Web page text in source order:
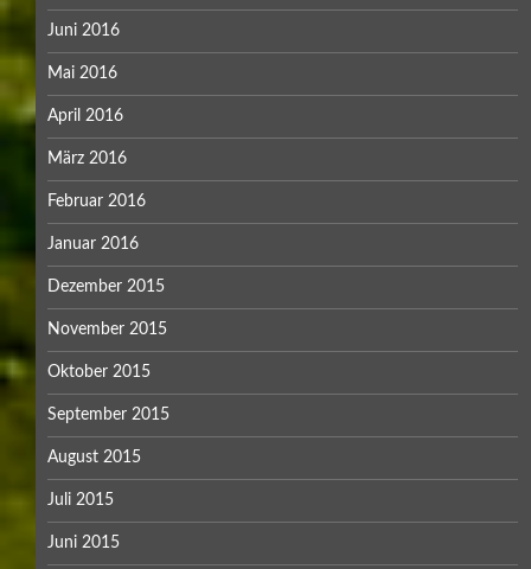
Juni 2016
Mai 2016
April 2016
März 2016
Februar 2016
Januar 2016
Dezember 2015
November 2015
Oktober 2015
September 2015
August 2015
Juli 2015
Juni 2015